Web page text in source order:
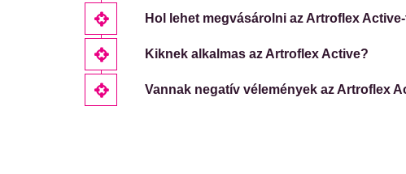
Hol lehet megvásárolni az Artroflex
Kiknek alkalmas az Artroflex Active?
Vannak negatív vélemények az Artroflex